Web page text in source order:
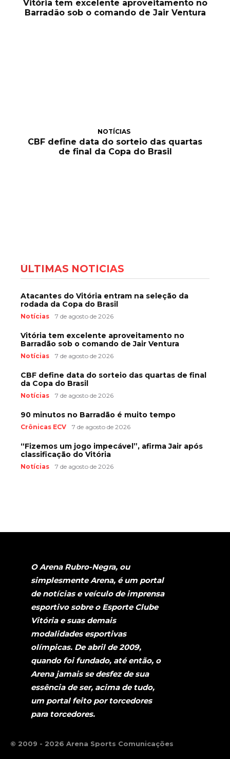
Vitória tem excelente aproveitamento no
Barradão sob o comando de Jair Ventura
NOTÍCIAS
CBF define data do sorteio das quartas
de final da Copa do Brasil
ÚLTIMAS NOTÍCIAS
Atacantes do Vitória entram na seleção da
rodada da Copa do Brasil
Notícias 7 de agosto de 2026
Vitória tem excelente aproveitamento no
Barradão sob o comando de Jair Ventura
Notícias 7 de agosto de 2026
CBF define data do sorteio das quartas de final
da Copa do Brasil
Notícias 7 de agosto de 2026
90 minutos no Barradão é muito tempo
Crônicas ECV 7 de agosto de 2026
“Fizemos um jogo impecável”, afirma Jair após
classificação do Vitória
Notícias 7 de agosto de 2026
O Arena Rubro-Negra, ou
simplesmente Arena, é um portal
de notícias e veículo de imprensa
esportivo sobre o Esporte Clube
Vitória e suas demais
modalidades esportivas
olímpicas. De abril de 2009,
quando foi fundado, até então, o
Arena jamais se desfez de sua
essência de ser, acima de tudo,
um portal feito por torcedores
para torcedores.
© 2009 - 2026 Arena Sports Comunicações